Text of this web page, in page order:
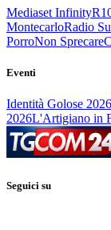
Mediaset Infinity
MontecarloRadio
PorroNon Sprecare
Eventi
Identità Golose 2026
2026L'Artigiano in
Seguici su